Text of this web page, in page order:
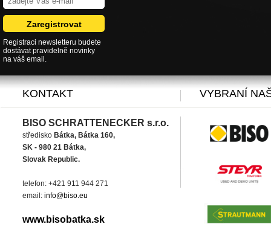
Registraci newsletteru budete
dostávat pravidelně novinky
na váš email.
KONTAKT
BISO SCHRATTENECKER s.r.o.
středisko Bátka, Bátka 160,
SK - 980 21 Bátka,
Slovak Republic.
telefon: +421 911 944 271
email: info@biso.eu
www.bisobatka.sk
VYBRANÍ